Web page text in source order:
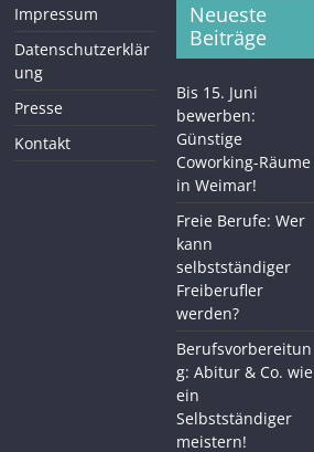
Impressum
Datenschutzerklär
ung
Presse
Kontakt
Neueste
Beiträge
Bis 15. Juni
bewerben:
Günstige
Coworking-Räume
in Weimar!
Freie Berufe: Wer
kann
selbstständiger
Freiberufler
werden?
Berufsvorbereitun
g: Abitur & Co. wie
ein
Selbstständiger
meistern!